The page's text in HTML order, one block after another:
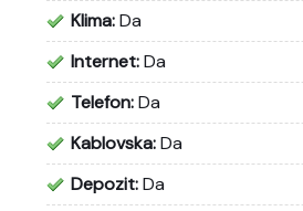
Klima:Da
Internet:Da
Telefon:Da
Kablovska:Da
Depozit:Da